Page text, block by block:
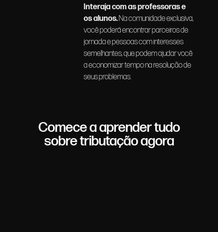
Interaja com as professoras e
os alunos.Na comunidade exclusiva,
você poderá encontrar parceiros de
jornada e pessoas com interesses
semelhantes, que podem ajudar você
a economizar tempo na resolução de
seus problemas.
Comece a aprender tudo
sobre tributação agora